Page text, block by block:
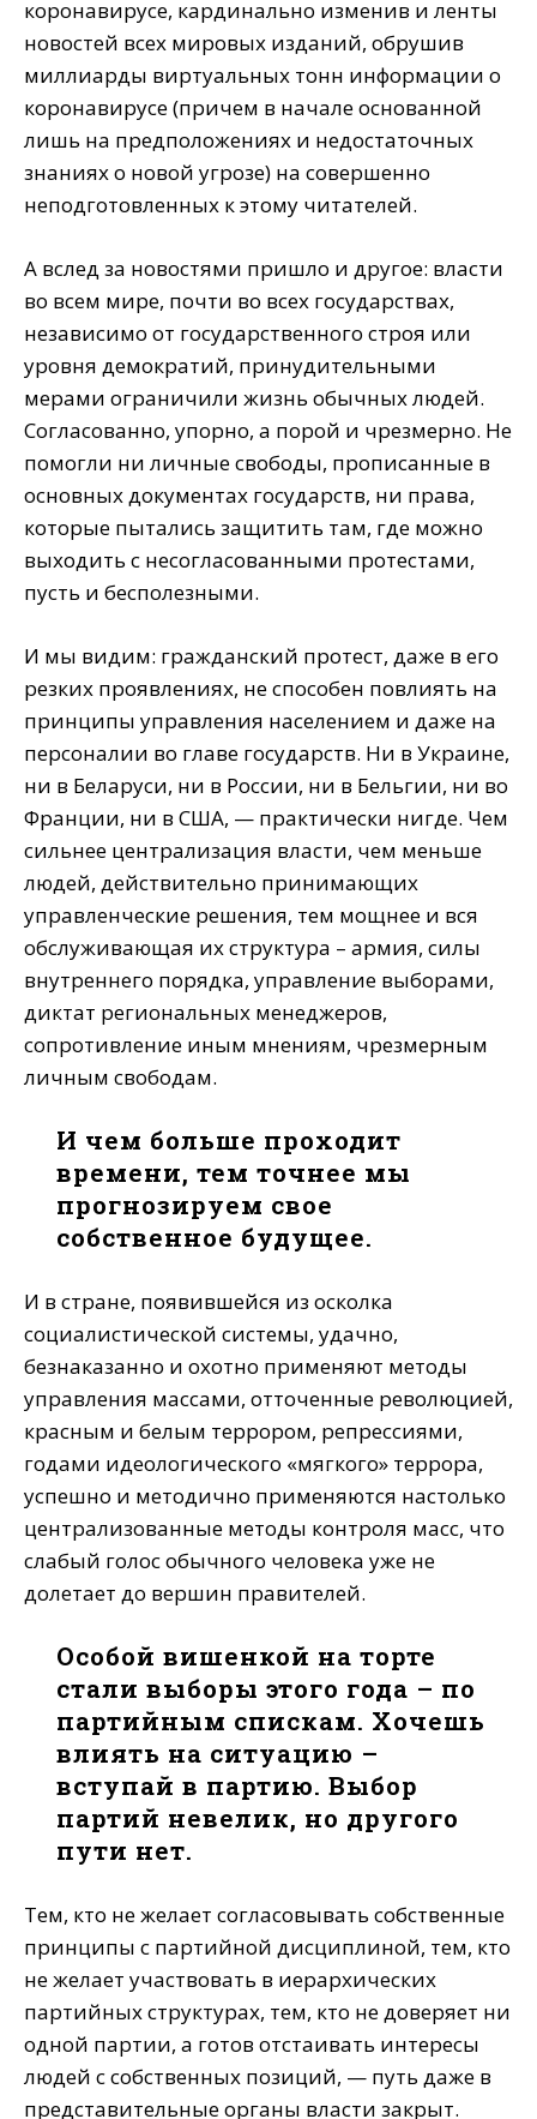
коронавирусе, кардинально изменив и ленты
новостей всех мировых изданий, обрушив
миллиарды виртуальных тонн информации о
коронавирусе (причем в начале основанной
лишь на предположениях и недостаточных
знаниях о новой угрозе) на совершенно
неподготовленных к этому читателей.
А вслед за новостями пришло и другое: власти
во всем мире, почти во всех государствах,
независимо от государственного строя или
уровня демократий, принудительными
мерами ограничили жизнь обычных людей.
Согласованно, упорно, а порой и чрезмерно. Не
помогли ни личные свободы, прописанные в
основных документах государств, ни права,
которые пытались защитить там, где можно
выходить с несогласованными протестами,
пусть и бесполезными.
И мы видим: гражданский протест, даже в его
резких проявлениях, не способен повлиять на
принципы управления населением и даже на
персоналии во главе государств. Ни в Украине,
ни в Беларуси, ни в России, ни в Бельгии, ни во
Франции, ни в США, — практически нигде. Чем
сильнее централизация власти, чем меньше
людей, действительно принимающих
управленческие решения, тем мощнее и вся
обслуживающая их структура – армия, силы
внутреннего порядка, управление выборами,
диктат региональных менеджеров,
сопротивление иным мнениям, чрезмерным
личным свободам.
И чем больше проходит
времени, тем точнее мы
прогнозируем свое
собственное будущее.
И в стране, появившейся из осколка
социалистической системы, удачно,
безнаказанно и охотно применяют методы
управления массами, отточенные революцией,
красным и белым террором, репрессиями,
годами идеологического «мягкого» террора,
успешно и методично применяются настолько
централизованные методы контроля масс, что
слабый голос обычного человека уже не
долетает до вершин правителей.
Особой вишенкой на торте
стали выборы этого года – по
партийным спискам. Хочешь
влиять на ситуацию –
вступай в партию. Выбор
партий невелик, но другого
пути нет.
Тем, кто не желает согласовывать собственные
принципы с партийной дисциплиной, тем, кто
не желает участвовать в иерархических
партийных структурах, тем, кто не доверяет ни
одной партии, а готов отстаивать интересы
людей с собственных позиций, — путь даже в
представительные органы власти закрыт.